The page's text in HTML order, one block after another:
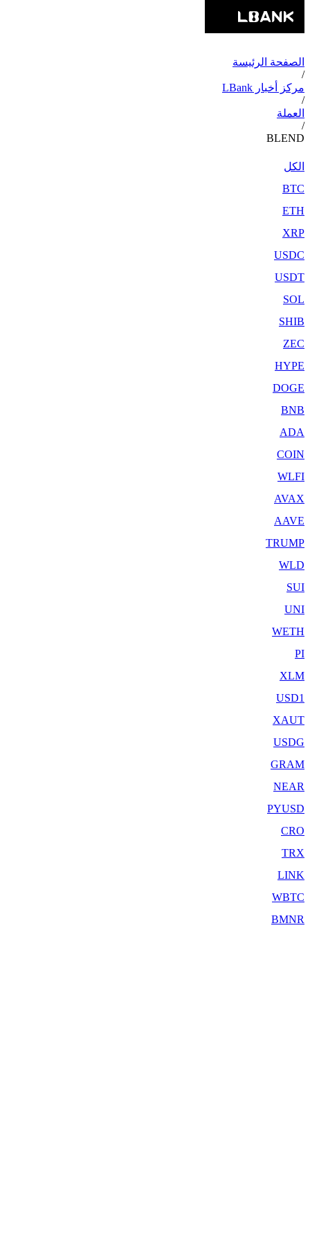
الصفحة الرئيسة
/
مركز أخبار LBank
/
العملة
/
BLEND
الكل
BTC
ETH
XRP
USDC
USDT
SOL
SHIB
ZEC
HYPE
DOGE
BNB
ADA
COIN
WLFI
AVAX
AAVE
TRUMP
WLD
SUI
UNI
WETH
PI
XLM
USD1
XAUT
USDG
GRAM
NEAR
PYUSD
CRO
TRX
LINK
WBTC
BMNR